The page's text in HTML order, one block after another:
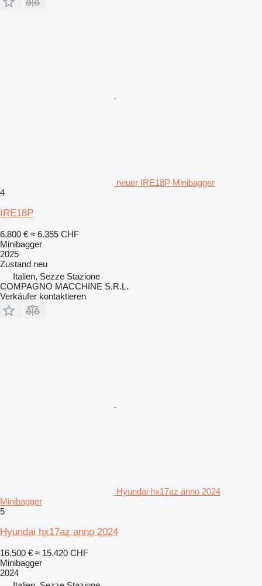
neuer IRE18P Minibagger
4
IRE18P
6.800 € ≈ 6.355 CHF
Minibagger
2025
Zustand neu
Italien, Sezze Stazione
COMPAGNO MACCHINE S.R.L.
Verkäufer kontaktieren
Hyundai hx17az anno 2024
Minibagger
5
Hyundai hx17az anno 2024
16.500 € ≈ 15.420 CHF
Minibagger
2024